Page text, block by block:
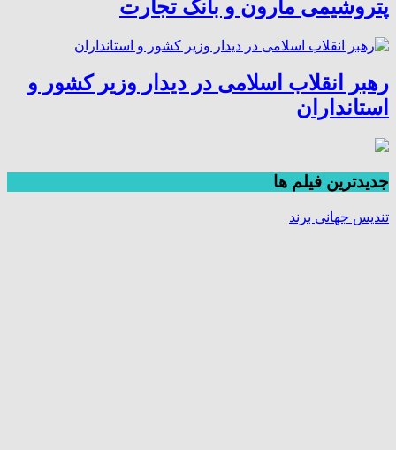
پتروشیمی مارون و بانک تجارت
رهبر انقلاب اسلامی در دیدار وزیر کشور و
استانداران
جديدترين فیلم ها
تندیس جهانی برند